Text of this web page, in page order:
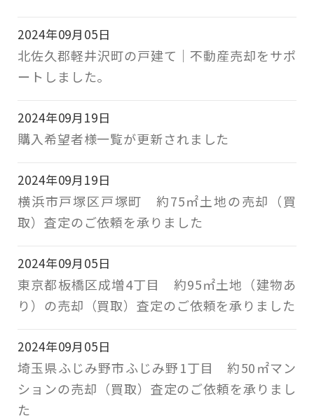
2024年09月05日
北佐久郡軽井沢町の戸建て｜不動産売却をサポ
ートしました。
2024年09月19日
購入希望者様一覧が更新されました
2024年09月19日
横浜市戸塚区戸塚町 約75㎡土地の売却（買
取）査定のご依頼を承りました
2024年09月05日
東京都板橋区成増4丁目 約95㎡土地（建物あ
り）の売却（買取）査定のご依頼を承りました
2024年09月05日
埼玉県ふじみ野市ふじみ野1丁目 約50㎡マン
ションの売却（買取）査定のご依頼を承りまし
た